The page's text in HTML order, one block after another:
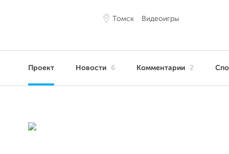
Томск Видеоигры
Проект Новости 6 Комментарии 2